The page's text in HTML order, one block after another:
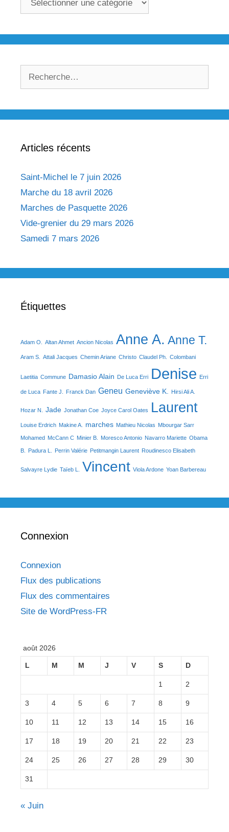
Articles récents
Saint-Michel le 7 juin 2026
Marche du 18 avril 2026
Marches de Pasquette 2026
Vide-grenier du 29 mars 2026
Samedi 7 mars 2026
Étiquettes
Adam O. Altan Ahmet Ancion Nicolas Anne A. Anne T.
Aram S. Attali Jacques Chemin Ariane Christo Claudel Ph. Colombani
Laetitia Commune Damasio Alain De Luca Erri Denise Erri
de Luca Fante J. Franck Dan Geneu Geneviève K. Hirsi Ali A.
Hozar N. Jade Jonathan Coe Joyce Carol Oates Laurent
Louise Erdrich Makine A. marches Mathieu Nicolas Mbourgar Sarr
Mohamed McCann C Minier B. Moresco Antonio Navarro Mariette Obama
B. Padura L. Perrin Valérie Petitmangin Laurent Roudinesco Elisabeth
Salvayre Lydie Taïeb L. Vincent Viola Ardone Yoan Barbereau
Connexion
Connexion
Flux des publications
Flux des commentaires
Site de WordPress-FR
août 2026
L M M J V S D
1 2
3 4 5 6 7 8 9
10 11 12 13 14 15 16
17 18 19 20 21 22 23
24 25 26 27 28 29 30
31
« Juin